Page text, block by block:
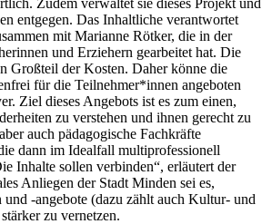
entgegen. Das Inhaltliche verantwortet
mit Marianne Rötker, die in der
und Erziehern gearbeitet hat. Die
Großteil der Kosten. Daher könne die
für die Teilnehmer*innen angeboten
Ziel dieses Angebots ist es zum einen,
zu verstehen und ihnen gerecht zu
auch pädagogische Fachkräfte
dann im Idealfall multiprofessionell
Inhalte sollen verbinden“, erläutert der
Anliegen der Stadt Minden sei es,
-angebote (dazu zählt auch Kultur- und
zu vernetzen.